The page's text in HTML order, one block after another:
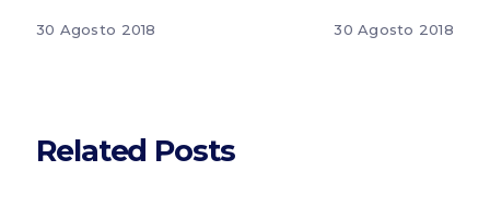
30 Agosto 2018 30 Agosto 2018
Related Posts